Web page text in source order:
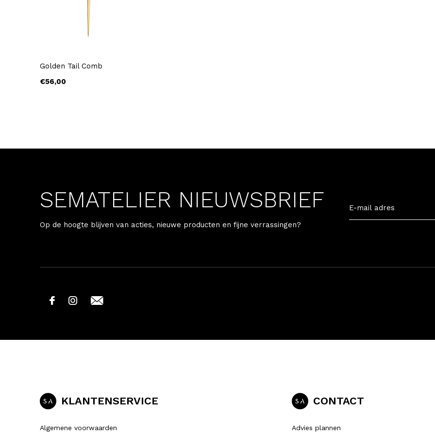
Golden Tail Comb
€56,00
SEMATELIER NIEUWSBRIEF
Op de hoogte blijven van acties, nieuwe producten en fijne verrassingen?
KLANTENSERVICE
Algemene voorwaarden
CONTACT
Advies plannen